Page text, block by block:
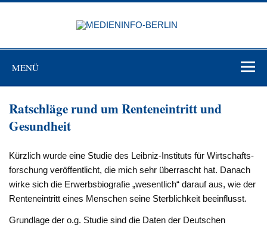
Zum
MENÜ
Ratschläge rund um Renteneintritt und
Gesundheit
Kürzlich wurde eine Studie des Leibniz-Instituts für Wirtschafts­
forschung veröffentlicht, die mich sehr überrascht hat. Danach
wirke sich die Erwerbsbiografie „we­sentlich“ darauf aus, wie der
Ren­teneintritt eines Menschen seine Sterblichkeit beeinflusst.
Grundlage der o.g. Studie sind die Daten der Deutschen